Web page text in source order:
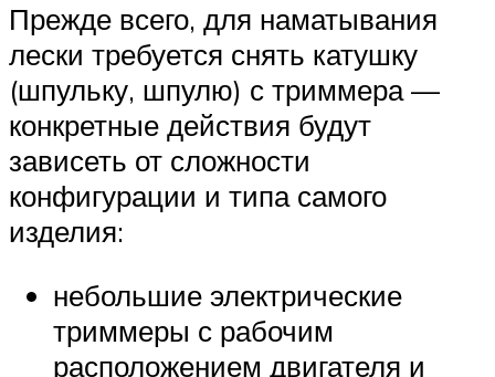
Прежде всего, для наматывания
лески требуется снять катушку
(шпульку, шпулю) с триммера —
конкретные действия будут
зависеть от сложности
конфигурации и типа самого
изделия:
небольшие электрические
триммеры с рабочим
расположением двигателя и